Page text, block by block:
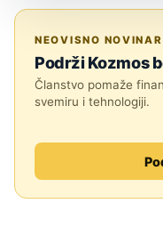
NEOVISNO
Podrži Kozmos
Članstvo pomaže
svemiru i tehnologiji.